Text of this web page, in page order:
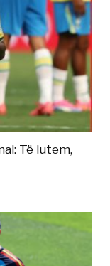
Të lutem,